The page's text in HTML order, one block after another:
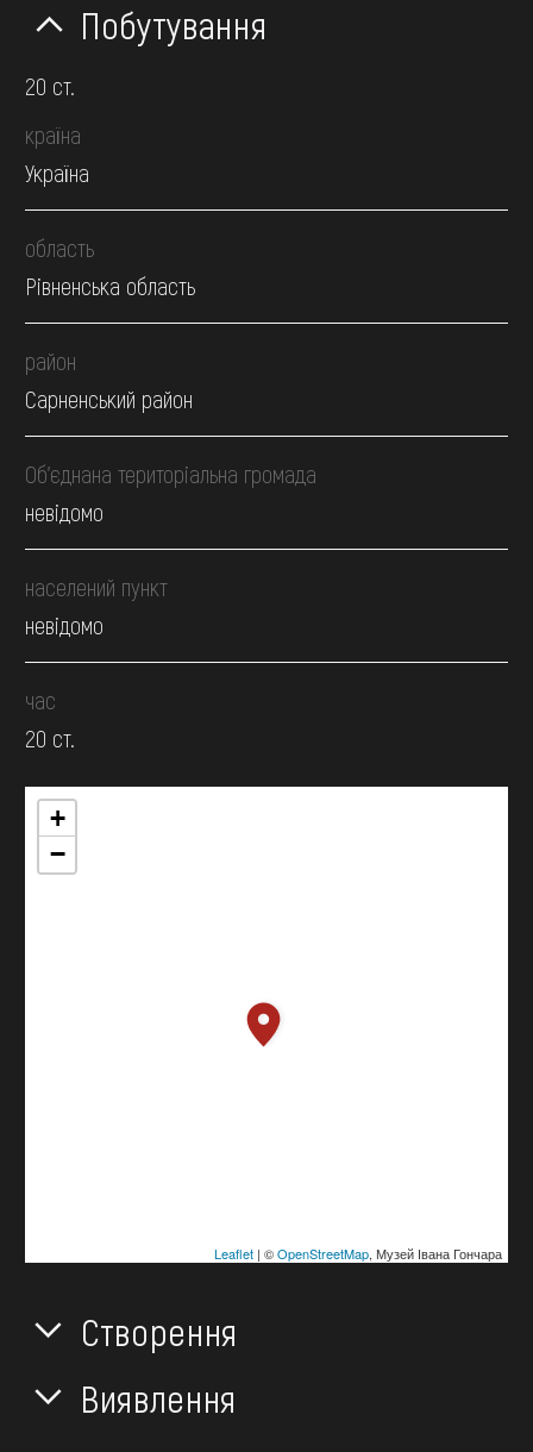
Побутування
20 ст.
країна
Україна
область
Рівненська область
район
Сарненський район
Об’єднана територіальна громада
невідомо
населений пункт
невідомо
час
20 ст.
+
−
Leaflet| ©OpenStreetMap, Музей Івана Гончара
Створення
Виявлення